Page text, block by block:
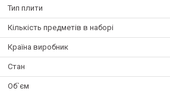
Тип плити
Кількість предметів в наборі
Країна виробник
Стан
Об`єм